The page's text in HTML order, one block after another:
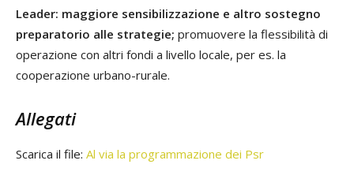
Leader: maggiore sensibilizzazione e altro sostegno
preparatorio alle strategie; promuovere la flessibilità di
operazione con altri fondi a livello locale, per es. la
cooperazione urbano-rurale.
Allegati
Scarica il file: Al via la programmazione dei Psr